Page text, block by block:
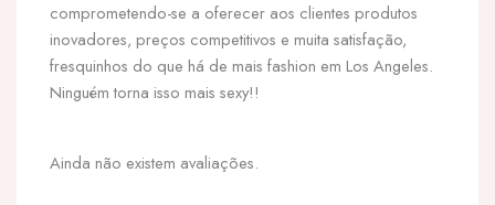
comprometendo-se a oferecer aos clientes produtos
inovadores, preços competitivos e muita satisfação,
fresquinhos do que há de mais fashion em Los Angeles.
Ninguém torna isso mais sexy!!
Ainda não existem avaliações.